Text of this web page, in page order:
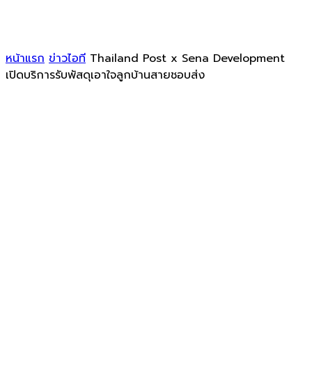
หน้าแรก ข่าวไอที Thailand Post x Sena Development
เปิดบริการรับพัสดุเอาใจลูกบ้านสายชอบส่ง